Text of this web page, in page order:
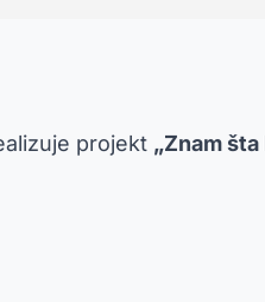
projekt „Znam šta